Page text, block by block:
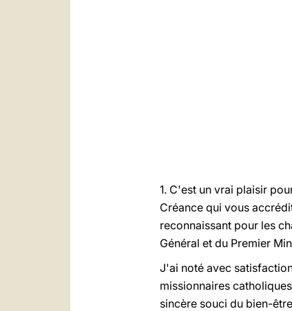
1. C'est un vrai plaisir
Créance qui vous
reconnaissant pour les
Général et du Premier
J'ai noté avec
missionnaires
sincère souci du bien-